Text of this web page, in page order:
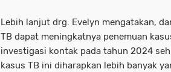
Lebih lanjut drg. Evelyn mengatakan,
TB dapat meningkatnya penemuan
investigasi kontak pada tahun 2024
kasus TB ini diharapkan lebih banyak